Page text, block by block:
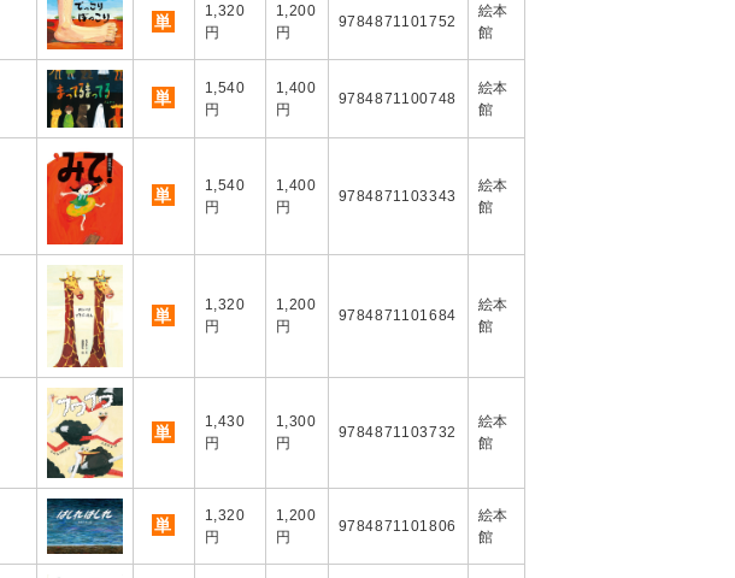
単
1,320
円
1,200
円
9784871101752
絵本
館
単
1,540
円
1,400
円
9784871100748
絵本
館
単
1,540
円
1,400
円
9784871103343
絵本
館
単
1,320
円
1,200
円
9784871101684
絵本
館
単
1,430
円
1,300
円
9784871103732
絵本
館
単
1,320
円
1,200
円
9784871101806
絵本
館